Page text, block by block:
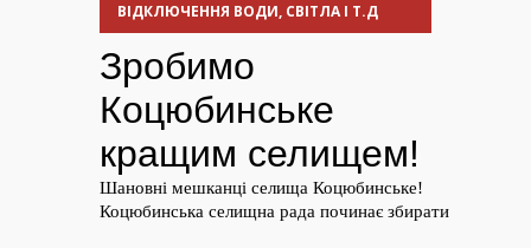
ВІДКЛЮЧЕННЯ ВОДИ, СВІТЛА І Т.Д